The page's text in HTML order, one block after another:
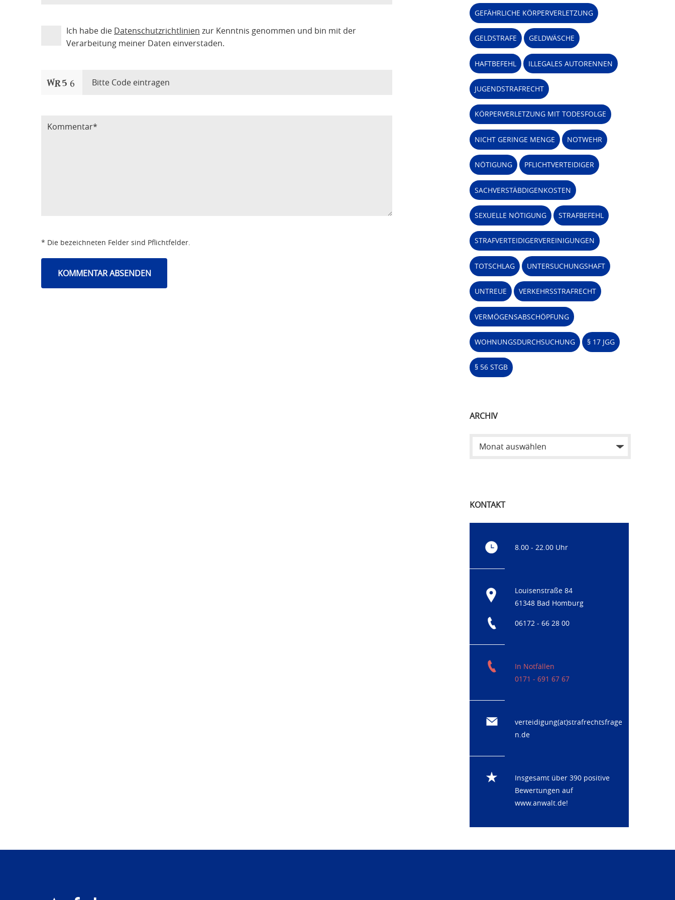
Ich habe die Datenschutzrichtlinien zur Kenntnis genommen und bin mit der
Verarbeitung meiner Daten einverstaden.
* Die bezeichneten Felder sind Pflichtfelder.
GEFÄHRLICHE KÖRPERVERLETZUNG
GELDSTRAFE GELDWÄSCHE
HAFTBEFEHL ILLEGALES AUTORENNEN
JUGENDSTRAFRECHT
KÖRPERVERLETZUNG MIT TODESFOLGE
NICHT GERINGE MENGE NOTWEHR
NÖTIGUNG PFLICHTVERTEIDIGER
SACHVERSTÄBDIGENKOSTEN
SEXUELLE NÖTIGUNG STRAFBEFEHL
STRAFVERTEIDIGERVEREINIGUNGEN
TOTSCHLAG UNTERSUCHUNGSHAFT
UNTREUE VERKEHRSSTRAFRECHT
VERMÖGENSABSCHÖPFUNG
WOHNUNGSDURCHSUCHUNG § 17 JGG
§ 56 STGB
ARCHIV
KONTAKT
8.00 - 22.00 Uhr
Louisenstraße 84
61348 Bad Homburg
06172 - 66 28 00
In Notfällen
0171 - 691 67 67
verteidigung(at)strafrechtsfrage
n.de
Insgesamt über 390 positive
Bewertungen auf
www.anwalt.de!